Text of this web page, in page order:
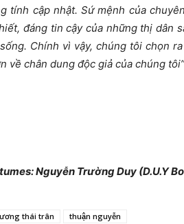
tính cập nhật. Sứ mệnh của
đáng tin cậy của những thị dân
Chính vì vậy, chúng tôi chọn
về chân dung độc giả của chúng
Nguyễn Trường Duy (D.U.Y
thái trân thuận nguyễn